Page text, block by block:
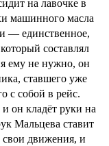
на лавочке в
машинного масла
— единственное,
составлял
ему не нужно, он
ставшего уже
с собой в рейс.
он кладёт руки на
Мальцева ставит
движения, и